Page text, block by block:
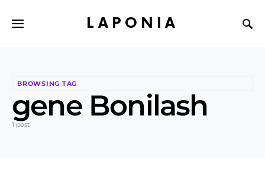
LAPONIA
BROWSING TAG
gene Bonilash
1 post